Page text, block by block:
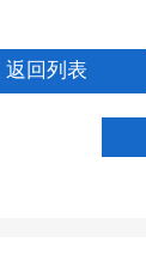
返回列表